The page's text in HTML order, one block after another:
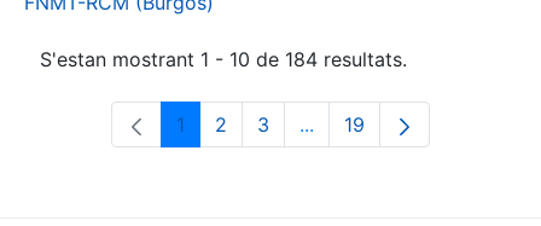
S'estan mostrant 1 - 10 de 184 resultats.
Pàgina
1 Pàgina
2 Pàgina
3 ...Pàgines intermèdies
Pàgina
19